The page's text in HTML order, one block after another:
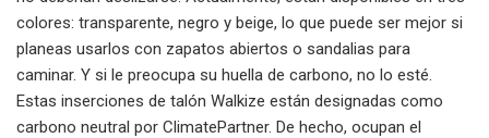
colores: transparente, negro y beige, lo que puede ser mejor si
planeas usarlos con zapatos abiertos o sandalias para
caminar. Y si le preocupa su huella de carbono, no lo esté.
Estas inserciones de talón Walkize están designadas como
carbono neutral por ClimatePartner. De hecho, ocupan el